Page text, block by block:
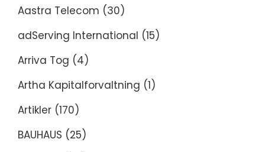
Aastra Telecom (30)
adServing International (15)
Arriva Tog (4)
Artha Kapitalforvaltning (1)
Artikler (170)
BAUHAUS (25)